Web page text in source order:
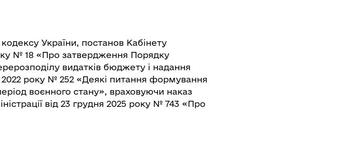
України, постанов Кабінету
№ 18 «Про затвердження Порядку
видатків бюджету і надання
2022 року № 252 «Деякі питання формування
воєнного стану», враховуючи наказ
від 23 грудня 2025 року № 743 «Про